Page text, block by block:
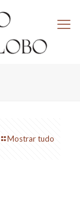
Mostrar tudo